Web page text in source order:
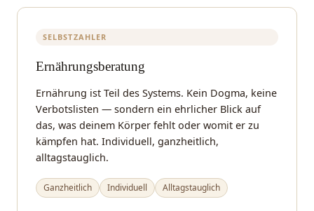
SELBSTZAHLER
Ernährungsberatung
Ernährung ist Teil des Systems. Kein Dogma, keine
Verbotslisten — sondern ein ehrlicher Blick auf
das, was deinem Körper fehlt oder womit er zu
kämpfen hat. Individuell, ganzheitlich,
alltagstauglich.
Ganzheitlich Individuell Alltagstauglich